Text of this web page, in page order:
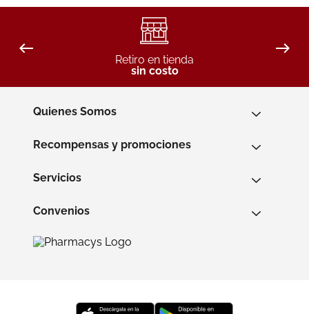
Retiro en tienda
sin costo
Quienes Somos
Recompensas y promociones
Servicios
Convenios